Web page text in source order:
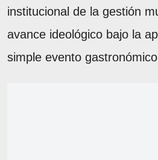
institucional de la gestión
avance ideológico bajo la
simple evento